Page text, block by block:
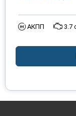
АКПП 3.7